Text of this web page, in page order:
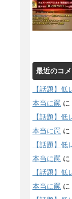
最近のコ
【話題】
本当に罠 に
【話題】
本当に罠 に
【話題】
本当に罠 に
【話題】
本当に罠 に